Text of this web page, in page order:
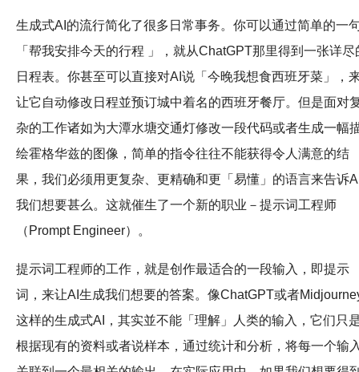
生成式AI的流行简化了很多日常事务。你可以通过简单的一
「帮我安排今天的行程 」，就从ChatGPT那里得到一张详尽
日程表。你甚至可以直接对AI说「今晚我想食西班牙菜」，
让它自动修改日程並预订城中着名的西班牙餐厅。但是面对
杂的工作诸如为大潭水塘交通灯修改一段代码或者生成一幅
绘霍格华兹的图像，简单的指令往往不能获得令人满意的结
果，我们必须用更复杂、更精确和更「易懂」的语言来告诉
我们想要甚么。这就催生了一个新的职业－提示词工程师
（Prompt Engineer）。
提示词工程师的工作，就是创作最适合的一段输入，即提示
词，来让AI生成我们想要的答案。像ChatGPT或者
这样的生成式AI，其实並不能「理解」人类的输入，它们只
根据现有的资料或者说样本，通过统计和分析，将每一个输